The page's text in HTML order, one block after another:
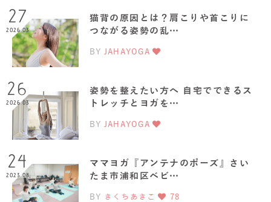
27
2026.03
猫背の原因とは？肩こりや首こりに
つながる姿勢の乱…
BY JAHAYOGA
26
2026.03
姿勢を整えたい方へ 自宅でできるス
トレッチとヨガを…
BY JAHAYOGA
24
2023.08
ママヨガ『アンテナのポーズ』さい
たま市浦和区ベビ…
BY きくちあきこ 78